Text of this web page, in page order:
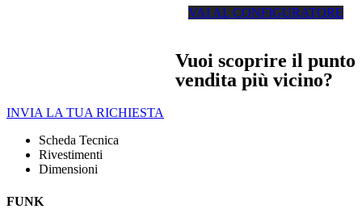
VAI AL CONFIGURATORE
Vuoi scoprire il punto
vendita più vicino?
INVIA LA TUA RICHIESTA
Scheda Tecnica
Rivestimenti
Dimensioni
FUNK